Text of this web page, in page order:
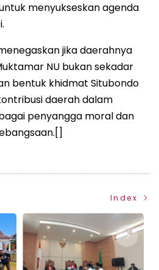
menyukseskan agenda
jika daerahnya
NU bukan sekadar
bentuk khidmat Situbondo
daerah dalam
penyangga moral dan
Index